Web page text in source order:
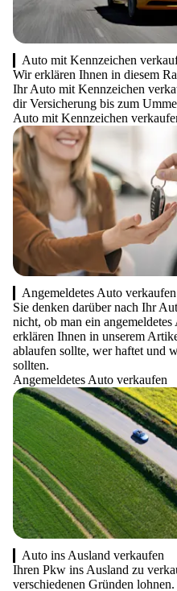
Auto mit Kennzeichen
Wir erklären Ihnen in diesem
Ihr Auto mit Kennzeichen
dir Versicherung bis zum
Auto mit Kennzeichen
Angemeldetes Auto verkaufen
Sie denken darüber nach Ihr
nicht, ob man ein
erklären Ihnen in unserem
ablaufen sollte, wer haftet und
sollten.
Angemeldetes Auto verkaufen
Auto ins Ausland verkaufen
Ihren Pkw ins Ausland zu
verschiedenen Gründen